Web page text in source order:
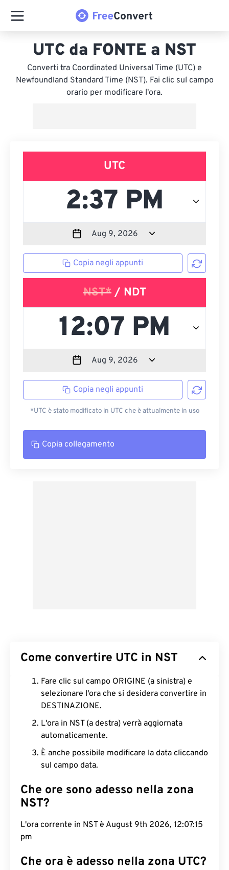
UTC da FONTE a NST
Converti tra Coordinated Universal Time (UTC) e
Newfoundland Standard Time (NST). Fai clic sul campo
orario per modificare l'ora.
UTC
Copia negli appunti
NST*/ NDT
Copia negli appunti
*UTC è stato modificato in UTC che è attualmente in uso
Copia collegamento
Come convertire UTC in NST
Fare clic sul campo ORIGINE (a sinistra) e
selezionare l'ora che si desidera convertire in
DESTINAZIONE.
L'ora in NST (a destra) verrà aggiornata
automaticamente.
È anche possibile modificare la data cliccando
sul campo data.
Che ore sono adesso nella zona
NST?
L'ora corrente in NST è August 9th 2026, 12:07:16
pm
Che ora è adesso nella zona UTC?